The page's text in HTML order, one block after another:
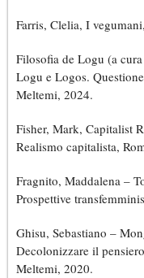
Farris, Clelia, I
Filosofia de Logu (a
Logu e Logos.
Meltemi, 2024.
Fisher, Mark, Capitalist
Realismo capitalista,
Fragnito, Maddalena –
Prospettive
Ghisu, Sebastiano –
Decolonizzare il
Meltemi, 2020.